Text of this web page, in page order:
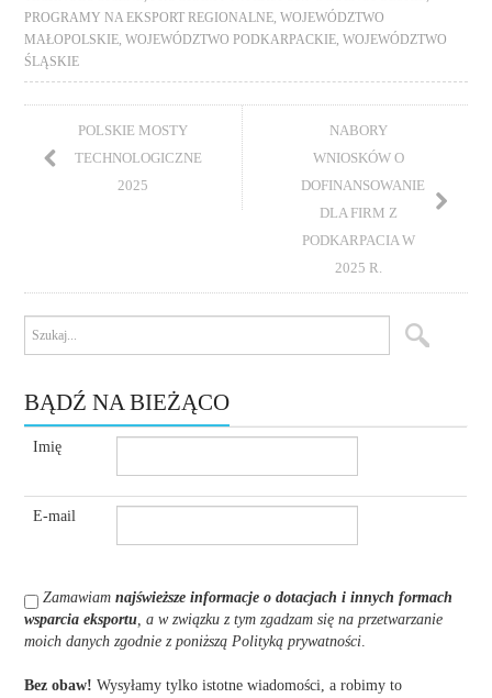
PROGRAMY NA EKSPORT REGIONALNE WOJEWÓDZTWO
MAŁOPOLSKIE WOJEWÓDZTWO PODKARPACKIE WOJEWÓDZTWO
ŚLĄSKIE
POLSKIE MOSTY
TECHNOLOGICZNE
2025
NABORY
WNIOSKÓW O
DOFINANSOWANIE
DLA FIRM Z
PODKARPACIA W
2025 R.
BĄDŹ NA BIEŻĄCO
Imię
E-mail
Zamawiamnajświeższe informacje o dotacjach i innych formach
wsparcia eksportu, a w związku z tym zgadzam się na przetwarzanie
moich danych zgodnie z poniższą Polityką prywatności.
Bez obaw! Wysyłamy tylko istotne wiadomości, a robimy to